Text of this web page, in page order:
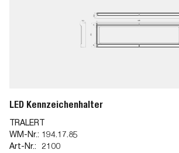
LED Kennzeichenhalter
TRALERT
WM-Nr.: 194.17.85
Art-Nr.:
2100